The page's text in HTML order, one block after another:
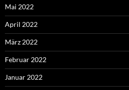
Mai 2022
April 2022
März 2022
Februar 2022
Januar 2022